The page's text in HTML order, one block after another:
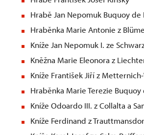
Hrabě Jan Nepomuk Buquoy de
Hraběnka Marie Antonie z
Kníže Jan Nepomuk I. ze
Kněžna Marie Eleonora z
Kníže František Jiří z
Hraběnka Marie Terezie
Kníže Odoardo III. z Collalta a
Kníže Ferdinand z